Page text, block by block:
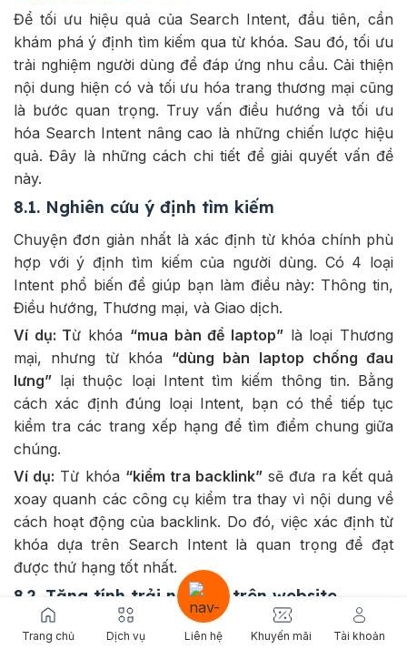
Để tối ưu hiệu quả của Search Intent, đầu tiên, cần
khám phá ý định tìm kiếm qua từ khóa. Sau đó, tối ưu
trải nghiệm người dùng để đáp ứng nhu cầu. Cải thiện
nội dung hiện có và tối ưu hóa trang thương mại cũng
là bước quan trọng. Truy vấn điều hướng và tối ưu
hóa Search Intent nâng cao là những chiến lược hiệu
quả. Đây là những cách chi tiết để giải quyết vấn đề
này.
8.1. Nghiên cứu ý định tìm kiếm
Chuyện đơn giản nhất là xác định từ khóa chính phù
hợp với ý định tìm kiếm của người dùng. Có 4 loại
Intent phổ biến để giúp bạn làm điều này: Thông tin,
Điều hướng, Thương mại, và Giao dịch.
Ví dụ: Từ khóa “mua bàn để laptop”là loại Thương
mại, nhưng từ khóa “dùng bàn laptop chống đau
lưng” lại thuộc loại Intent tìm kiếm thông tin. Bằng
cách xác định đúng loại Intent, bạn có thể tiếp tục
kiểm tra các trang xếp hạng để tìm điểm chung giữa
chúng.
Ví dụ: Từ khóa “kiểm tra backlink” sẽ đưa ra kết quả
xoay quanh các công cụ kiểm tra thay vì nội dung về
cách hoạt động của backlink. Do đó, việc xác định từ
khóa dựa trên Search Intent là quan trọng để đạt
được thứ hạng tốt nhất.
8.2. Tăng tính trải nghiệm trên website
Google luôn mong muốn cung cấp câu trả lời chính
Trang chủ Dịch vụ Liên hệ Khuyến mãi Tài khoản